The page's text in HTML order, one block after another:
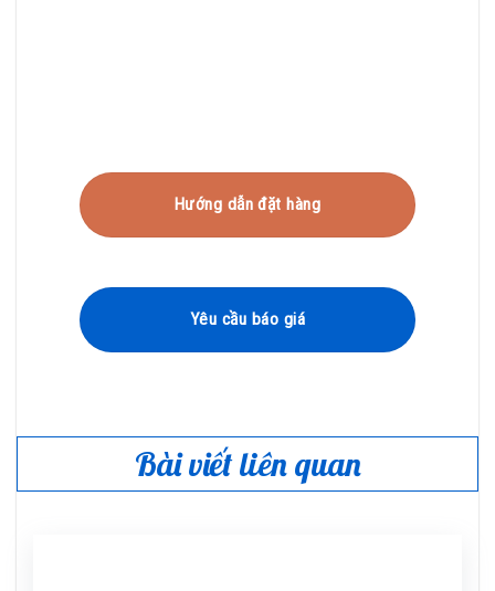
Hướng dẫn đặt hàng
Yêu cầu báo giá
Bài viết liên quan